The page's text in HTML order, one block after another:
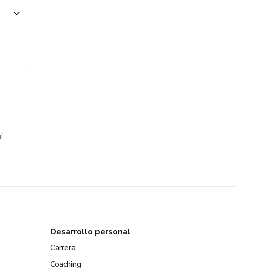
Desarrollo personal
Carrera
Coaching